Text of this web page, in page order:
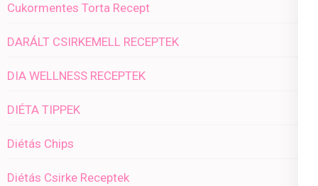
Cukormentes Torta Recept
DARÁLT CSIRKEMELL RECEPTEK
DIA WELLNESS RECEPTEK
DIÉTA TIPPEK
Diétás Chips
Diétás Csirke Receptek